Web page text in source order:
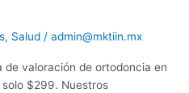
, Salud / admin@mktiin.mx
de valoración de ortodoncia en
$299. Nuestros